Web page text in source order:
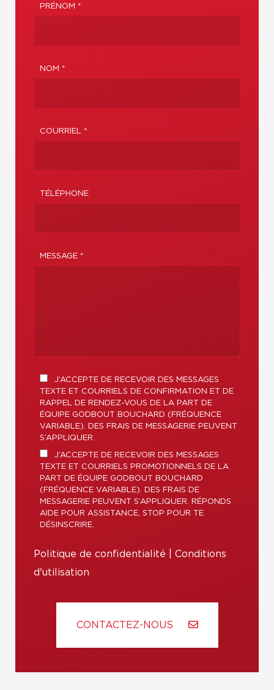
PRÉNOM *
NOM *
COURRIEL *
TÉLÉPHONE
MESSAGE *
J’ACCEPTE DE RECEVOIR DES MESSAGES
TEXTE ET COURRIELS DE CONFIRMATION ET DE
RAPPEL DE RENDEZ-VOUS DE LA PART DE
ÉQUIPE GODBOUT BOUCHARD (FRÉQUENCE
VARIABLE). DES FRAIS DE MESSAGERIE PEUVENT
S’APPLIQUER.
J’ACCEPTE DE RECEVOIR DES MESSAGES
TEXTE ET COURRIELS PROMOTIONNELS DE LA
PART DE ÉQUIPE GODBOUT BOUCHARD
(FRÉQUENCE VARIABLE). DES FRAIS DE
MESSAGERIE PEUVENT S’APPLIQUER. RÉPONDS
AIDE POUR ASSISTANCE, STOP POUR TE
DÉSINSCRIRE.
Politique de confidentialité
Conditions
d'utilisation
CONTACTEZ-NOUS